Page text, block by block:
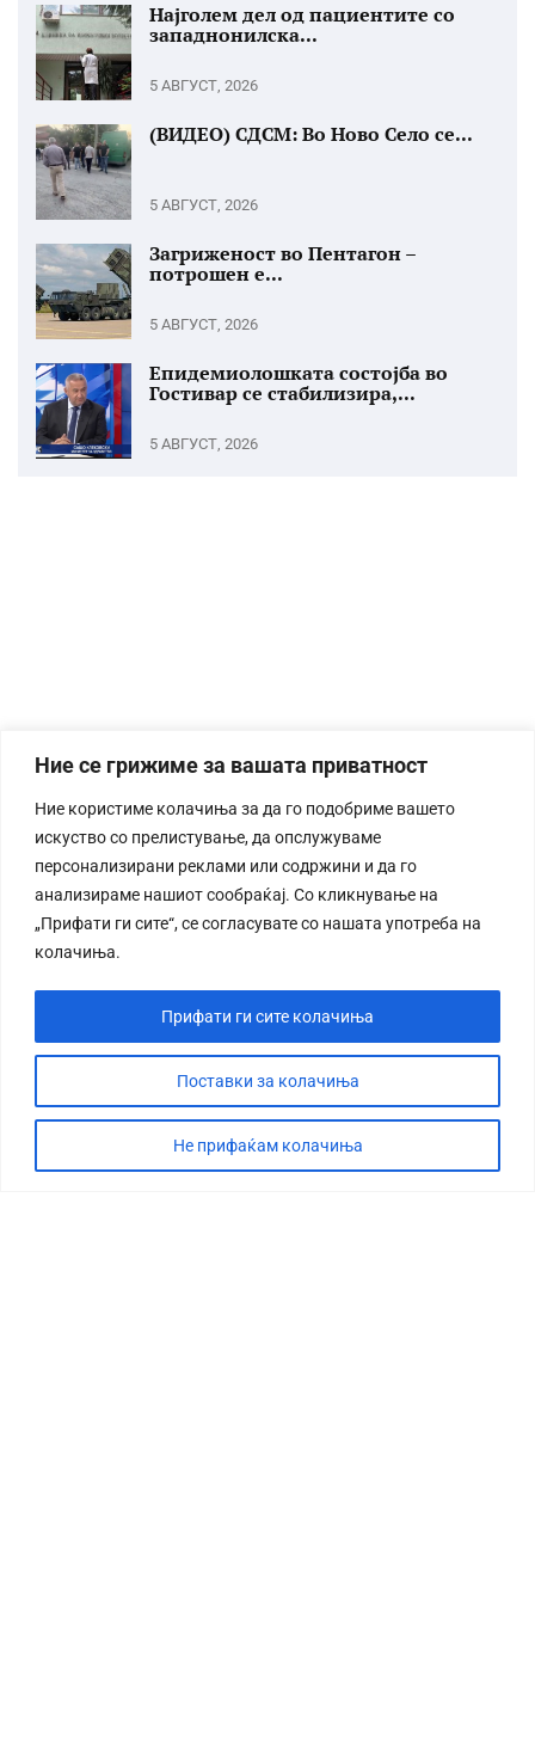
Ние се грижиме за вашата приватност
Ние користиме колачиња за да го подобриме вашето
искуство со прелистување, да опслужуваме
персонализирани реклами или содржини и да го
анализираме нашиот сообраќај. Со кликнување на
„Прифати ги сите“, се согласувате со нашата употреба на
колачиња.
Поставки за колачиња
Не прифаќам колачиња
Прифати ги сите колачиња
Најголем дел од пациентите со
западнонилска...
5 АВГУСТ, 2026
(ВИДЕО) СДСМ: Во Ново Село се...
5 АВГУСТ, 2026
Загриженост во Пентагон –
потрошен е...
5 АВГУСТ, 2026
Епидемиолошката состојба во
Гостивар се стабилизира,...
5 АВГУСТ, 2026